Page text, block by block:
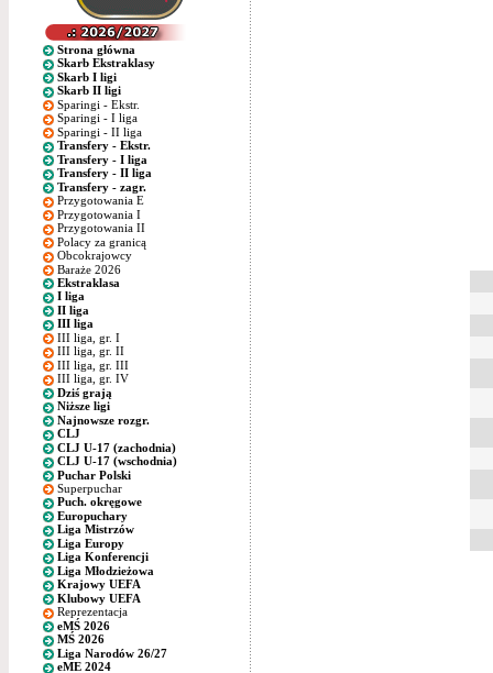
Strona główna
Skarb Ekstraklasy
Skarb I ligi
Skarb II ligi
Sparingi - Ekstr.
Sparingi - I liga
Sparingi - II liga
Transfery - Ekstr.
Transfery - I liga
Transfery - II liga
Transfery - zagr.
Przygotowania E
Przygotowania I
Przygotowania II
Polacy za granicą
Obcokrajowcy
Baraże 2026
Ekstraklasa
I liga
II liga
III liga
III liga, gr. I
III liga, gr. II
III liga, gr. III
III liga, gr. IV
Dziś grają
Niższe ligi
Najnowsze rozgr.
CLJ
CLJ U-17 (zachodnia)
CLJ U-17 (wschodnia)
Puchar Polski
Superpuchar
Puch. okręgowe
Europuchary
Liga Mistrzów
Liga Europy
Liga Konferencji
Liga Młodzieżowa
Krajowy UEFA
Klubowy UEFA
Reprezentacja
eMŚ 2026
MŚ 2026
Liga Narodów 26/27
eME 2024